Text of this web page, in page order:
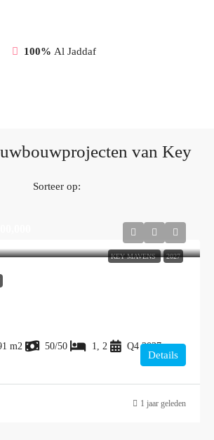
100% Al Jaddaf
van Key
Sorteer op:
KEY MAVENS 2027
m2 50/50 1, 2 Q4 2027
Details
1 jaar geleden